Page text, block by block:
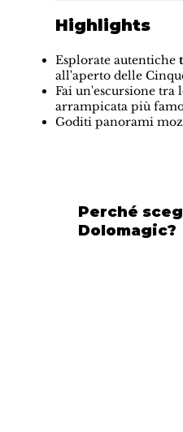
Highlights
Esplorate autentiche
all'aperto delle
Fai un'escursione tra
arrampicata più
Goditi panorami
Perché
Dolomagic?